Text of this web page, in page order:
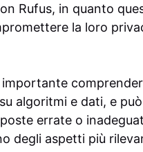
Rufus, in quanto
la loro
importante
algoritmi e dati, e
errate o
degli aspetti più